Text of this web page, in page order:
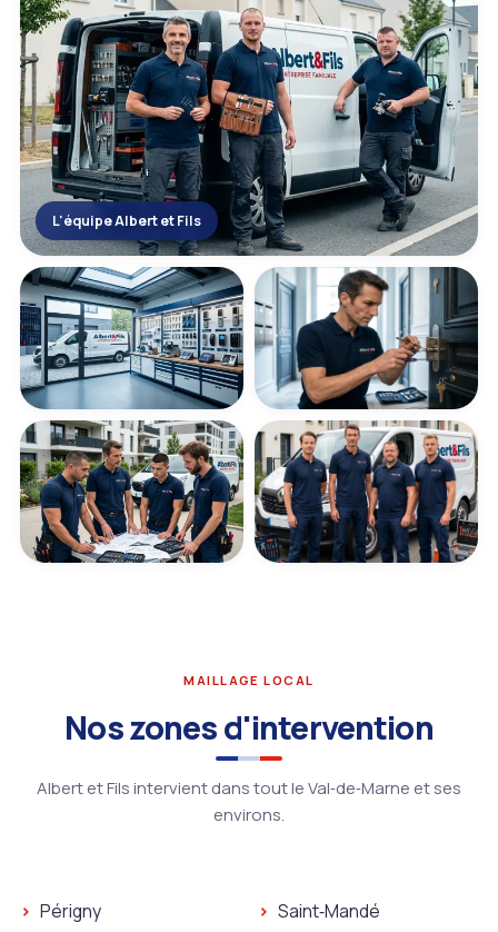
L'équipe Albert et Fils
MAILLAGE LOCAL
Nos zones d'intervention
Albert et Fils intervient dans tout le Val‑de‑Marne et ses
environs.
Périgny
Saint‑Mandé